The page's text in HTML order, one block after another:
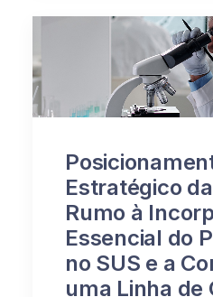
Estratégico
Rumo à
Essencial do
no SUS e a
uma Linha de